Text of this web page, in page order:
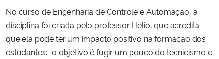
No curso de Engenharia de Controle e Automação, a
disciplina foi criada pelo professor Hélio, que acredita
que ela pode ter um impacto positivo na formação dos
estudantes: “o objetivo é fugir um pouco do tecnicismo e